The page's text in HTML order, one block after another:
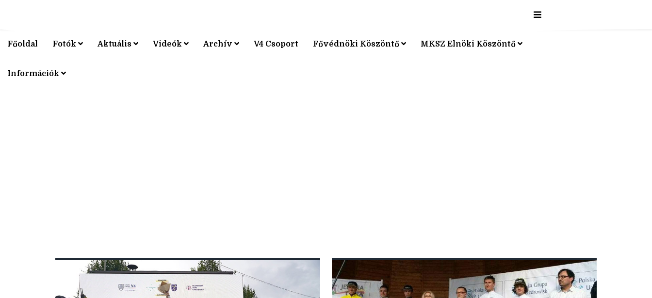
Főoldal Fotók Aktuális Videók Archív V4 Csoport Fővédnöki Köszöntő MKSZ Elnöki Köszöntő
Információk